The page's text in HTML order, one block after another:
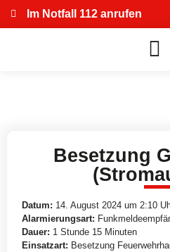
Im Notfall 112 anrufen
Besetzung
Datum: 14. August 2024 um 2:10
Alarmierungsart:
Dauer: 1 Stunde 15 Minuten
Einsatzart: Besetzung